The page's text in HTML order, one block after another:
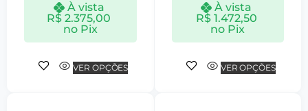
À vista
R$ 2.375,00
no Pix
VER OPÇÕES
À vista
R$1.472,50
no Pix
VER OPÇÕES